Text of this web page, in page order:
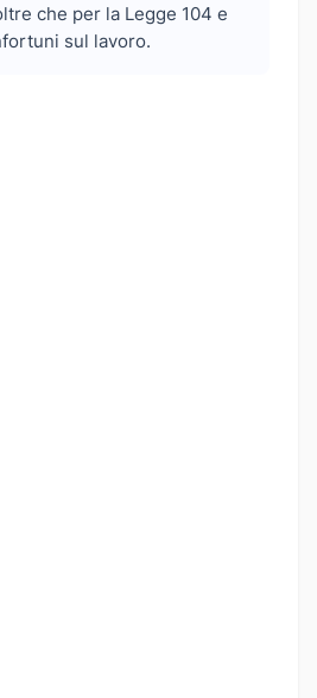
che per la Legge 104 e
sul lavoro.